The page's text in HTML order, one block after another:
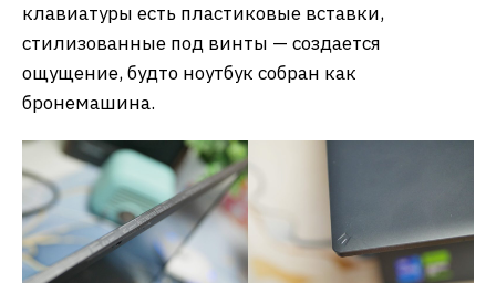
клавиатуры есть пластиковые вставки,
стилизованные под винты — создается
ощущение, будто ноутбук собран как
бронемашина.